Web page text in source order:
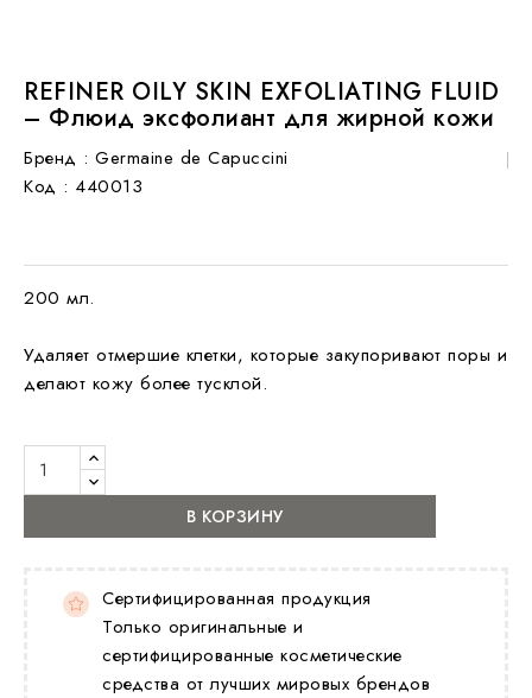
REFINER OILY SKIN EXFOLIATING FLUID
– Флюид эксфолиант для жирной кожи
Бренд : Germaine de Capuccini
Код : 440013
200 мл.
Удаляет отмершие клетки, которые закупоривают поры и
делают кожу более тусклой.
В КОРЗИНУ
Сертифицированная продукция
Только оригинальные и
сертифицированные косметические
средства от лучших мировых брендов